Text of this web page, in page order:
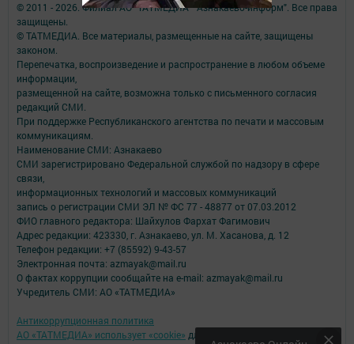
© 2011 - 2026. Филиал АО "ТАТМЕДИА" "Азнакаево-информ". Все права
защищены.
© ТАТМЕДИА. Все материалы, размещенные на сайте, защищены
законом.
Перепечатка, воспроизведение и распространение в любом объеме
информации,
размещенной на сайте, возможна только с письменного согласия
редакций СМИ.
При поддержке Республиканского агентства по печати и массовым
коммуникациям.
Наименование СМИ: Азнакаево
СМИ зарегистрировано Федеральной службой по надзору в сфере
связи,
информационных технологий и массовых коммуникаций
запись о регистрации СМИ ЭЛ № ФС 77 - 48877 от 07.03.2012
ФИО главного редактора: Шайхулов Фархат Фагимович
Адрес редакции: 423330, г. Азнакаево, ул. М. Хасанова, д. 12
Телефон редакции: +7 (85592) 9-43-57
Электронная почта: azmayak@mail.ru
О фактах коррупции сообщайте на e-mail: azmayak@mail.ru
Учредитель СМИ: АО «ТАТМЕДИА»
Антикоррупционная политика
АО «ТАТМЕДИА» использует «cookie» для персонализации сервисов и